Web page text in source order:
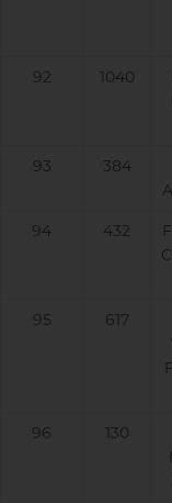
92 1040
93 384
94 432
95 617
96 130